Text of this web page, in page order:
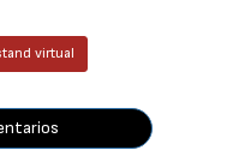
virtual